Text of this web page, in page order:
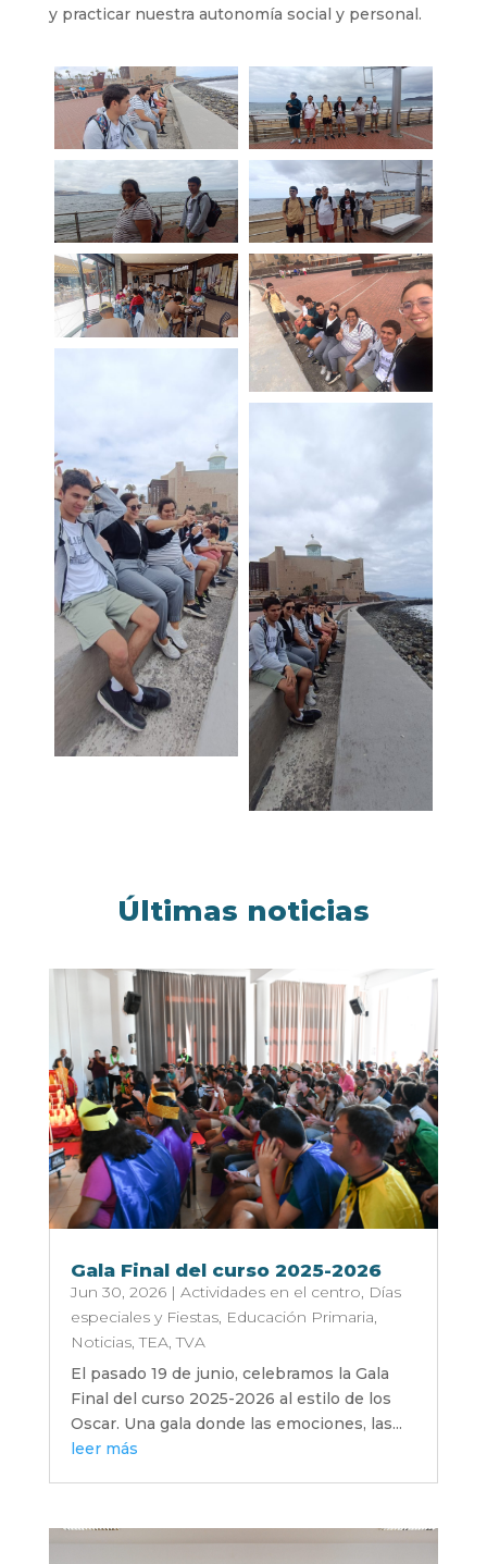
y practicar nuestra autonomía social y personal.
Últimas noticias
Gala Final del curso 2025-2026
Jun 30, 2026| Actividades en el centro, Días
especiales y Fiestas, Educación Primaria,
Noticias,TEA,TVA
El pasado 19 de junio, celebramos la Gala
Final del curso 2025-2026 al estilo de los
Oscar. Una gala donde las emociones, las...
leer más